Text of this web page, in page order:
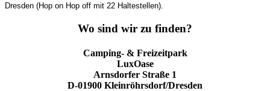
Dresden (Hop on Hop off mit 22 Haltestellen).
Wo sind wir zu finden?
Camping- & Freizeitpark
LuxOase
Arnsdorfer Straße 1
D-01900 Kleinröhrsdorf/Dresden